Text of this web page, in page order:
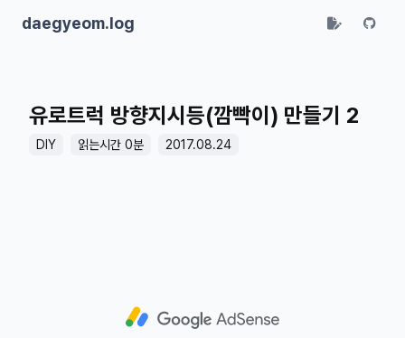
daegyeom.log
유로트럭 방향지시등(깜빡이) 만들기 2
DIY 읽는시간 0분 2017.08.24